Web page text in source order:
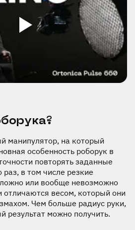
манипулятор, на который
особенность роборук в
повторять заданные
в том числе резкие
или вообще невозможно
отличаются весом, который они
Чем больше радиус руки,
результат можно получить.